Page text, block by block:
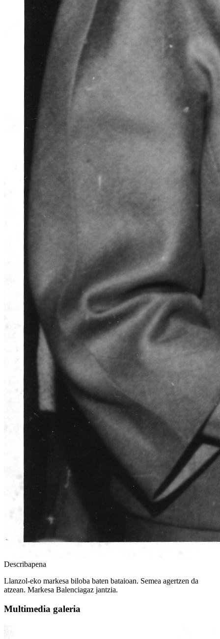
Describapena
Llanzol-eko markesa biloba baten bataioan. Semea agertzen da
atzean. Markesa Balenciagaz jantzia.
Multimedia galeria